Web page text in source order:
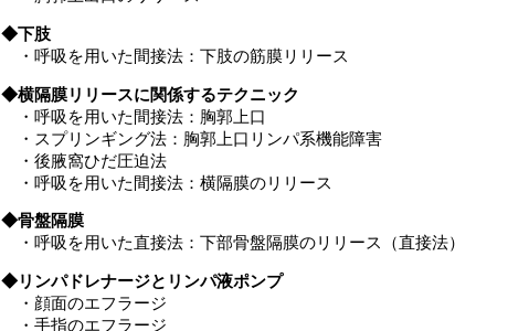
◆下肢
・呼吸を用いた間接法：下肢の筋膜リリース
◆横隔膜リリースに関係するテクニック
・呼吸を用いた間接法：胸郭上口
・スプリンギング法：胸郭上口リンパ系機能障害
・後腋窩ひだ圧迫法
・呼吸を用いた間接法：横隔膜のリリース
◆骨盤隔膜
・呼吸を用いた直接法：下部骨盤隔膜のリリース（直接法）
◆リンパドレナージとリンパ液ポンプ
・顔面のエフラージ
・手指のエフラージ